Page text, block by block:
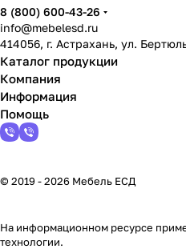
8 (800) 600-43-26
info@mebelesd.ru
414056, г. Астрахань, ул.
Каталог продукции
Компания
Информация
Помощь
© 2019 - 2026 Мебель ЕСД
На информационном ресурсе
технологии.